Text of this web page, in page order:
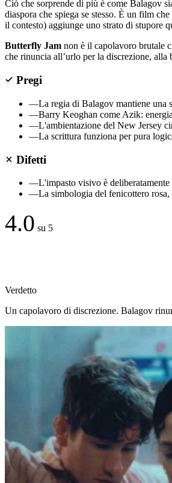
Ciò che sorprende di più è come Balagov
diaspora che spiega se stesso. È un film
il contesto) aggiunge uno strato di stupore
Butterfly Jam non è il capolavoro brutale
che rinuncia all’urlo per la discrezione, alla
Pregi
—La regia di Balagov mantiene una
—Barry Keoghan come Azik:
—L'ambientazione del New Jersey
—La scrittura funziona per pura
Difetti
—L'impasto visivo è
—La simbologia del fenicottero
4.0 su 5
Verdetto
Un capolavoro di discrezione. Balagov